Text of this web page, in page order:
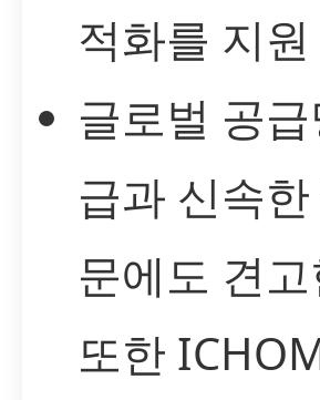
적화를 지원
글로벌 공
급과 신속
문에도 견
또한